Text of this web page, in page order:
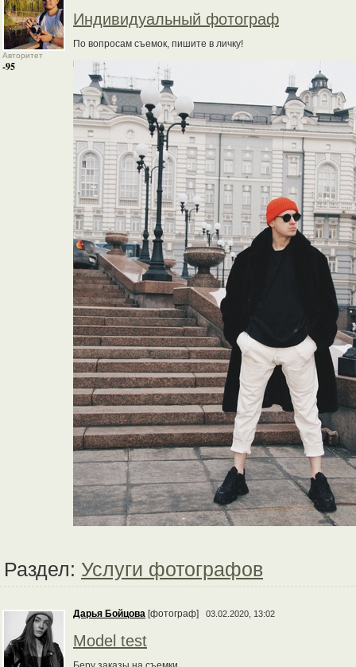
Авторитет
-95
Индивидуальный фотограф
По вопросам съемок, пишите в личку!
Раздел: Услуги фотографов
Дарья Бойцова [фотограф] 03.02.2020, 13:02
Model test